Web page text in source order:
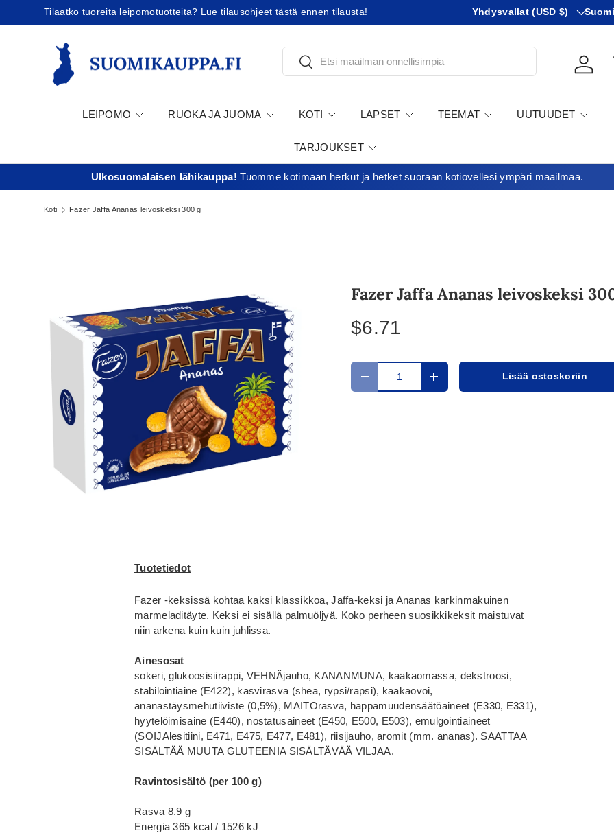
Jatka sisältöön
ennen tilausta! Tilaatko Yhdysvaltoihin?Tutustu uusiin tullikäytäntöihin! Maa
Yhdysvallat (USD $) KIeli
Suomi
Etsi
LEIPOMO RUOKA JA JUOMA KOTI LAPSET TEEMAT UUTUUDET
TARJOUKSET
Ulkosuomalaisen lähikauppa!Tuomme kotimaan herkut ja hetket suoraan kotiovellesi ympäri maailmaa.
Koti Fazer Jaffa Ananas leivoskeksi 300 g
Fazer Jaffa Ananas leivoskeksi
$6.71
Määrä
Translation missing: fi.cart.items.decrease_quantity
Translation missing:Lisää ostoskoriin
Tuotetiedot
Fazer -keksissä kohtaa kaksi klassikkoa, Jaffa-keksi ja Ananas karkinmakuinen
marmeladitäyte. Keksi ei sisällä palmuöljyä. Koko perheen suosikkikeksit maistuvat
niin arkena kuin kuin juhlissa.
Ainesosat
sokeri, glukoosisiirappi, VEHNÄjauho, KANANMUNA, kaakaomassa, dekstroosi,
stabilointiaine (E422), kasvirasva (shea, rypsi/rapsi), kaakaovoi,
ananastäysmehutiiviste (0,5%), MAITOrasva, happamuudensäätöaineet (E330, E331),
hyytelöimisaine (E440), nostatusaineet (E450, E500, E503), emulgointiaineet
(SOIJAlesitiini, E471, E475, E477, E481), riisijauho, aromit (mm. ananas). SAATTAA
SISÄLTÄÄ MUUTA GLUTEENIA SISÄLTÄVÄÄ VILJAA.
Ravintosisältö (per 100 g)
Rasva 8.9 g
Energia 365 kcal / 1526 kJ